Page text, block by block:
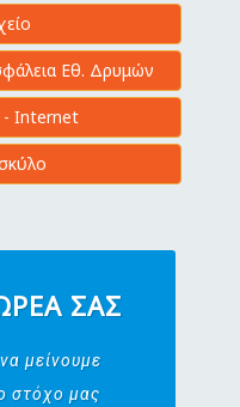
Εθ. Δρυμών
- Internet
ΣΑΣ
μείνουμε
στόχο μας